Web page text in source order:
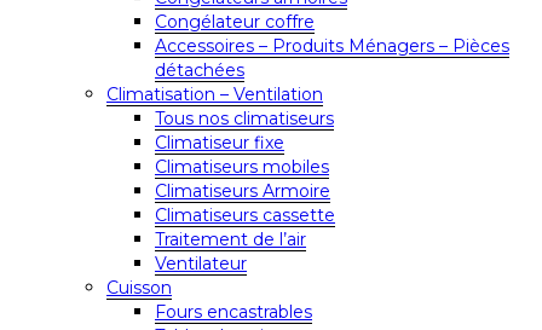
Congélateur coffre
Accessoires – Produits Ménagers – Pièces
détachées
Climatisation – Ventilation
Tous nos climatiseurs
Climatiseur fixe
Climatiseurs mobiles
Climatiseurs Armoire
Climatiseurs cassette
Traitement de l’air
Ventilateur
Cuisson
Fours encastrables